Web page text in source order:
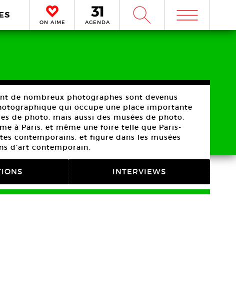
ON AIME AGENDA W m
de nombreux photographes sont devenus
qui occupe une place importante
de photo, mais aussi des musées de photo,
à Paris, et même une foire telle que Paris-
contemporains, et figure dans les musées
d’art contemporain.
INTERVIEWS